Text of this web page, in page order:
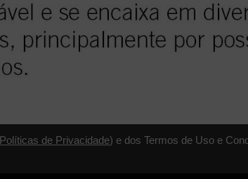
Políticas de Privacidade) e dos Termos de Uso e